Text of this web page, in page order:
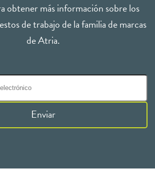
obtener más información sobre los
de trabajo de la familia de marcas
de Atria.
Enviar